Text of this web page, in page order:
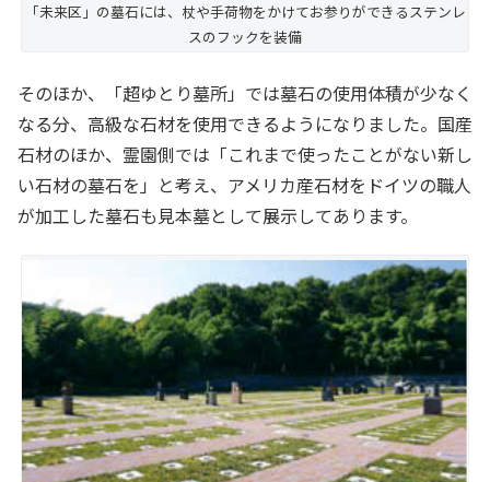
「未来区」の墓石には、杖や手荷物をかけてお参りができるステンレ
スのフックを装備
そのほか、「超ゆとり墓所」では墓石の使用体積が少なく
なる分、高級な石材を使用できるようになりました。国産
石材のほか、霊園側では「これまで使ったことがない新し
い石材の墓石を」と考え、アメリカ産石材をドイツの職人
が加工した墓石も見本墓として展示してあります。